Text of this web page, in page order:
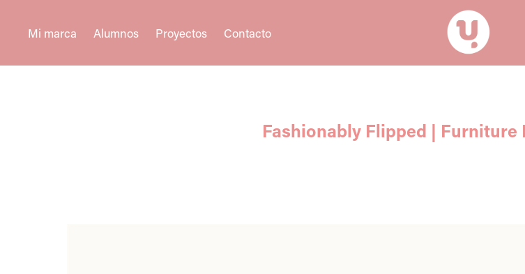
Mi marca Alumnos Proyectos Contacto
Fashionably Flipped | Furniture